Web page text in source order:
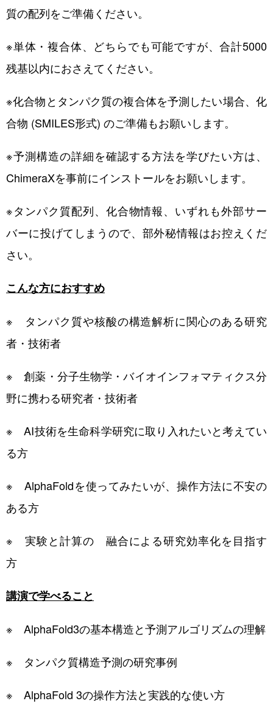
質の配列をご準備ください。
※単体・複合体、どちらでも可能ですが、合計5000
残基以内におさえてください。
※化合物とタンパク質の複合体を予測したい場合、化
合物 (SMILES形式) のご準備もお願いします。
※予測構造の詳細を確認する方法を学びたい方は、
ChimeraXを事前にインストールをお願いします。
※タンパク質配列、化合物情報、いずれも外部サー
バーに投げてしまうので、部外秘情報はお控えくだ
さい。
こんな方におすすめ
※ タンパク質や核酸の構造解析に関心のある研究
者・技術者
※ 創薬・分子生物学・バイオインフォマティクス分
野に携わる研究者・技術者
※ AI技術を生命科学研究に取り入れたいと考えてい
る方
※ AlphaFoldを使ってみたいが、操作方法に不安の
ある方
※ 実験と計算の 融合による研究効率化を目指す
方
講演で学べること
※ AlphaFold3の基本構造と予測アルゴリズムの理解
※ タンパク質構造予測の研究事例
※ AlphaFold 3の操作方法と実践的な使い方